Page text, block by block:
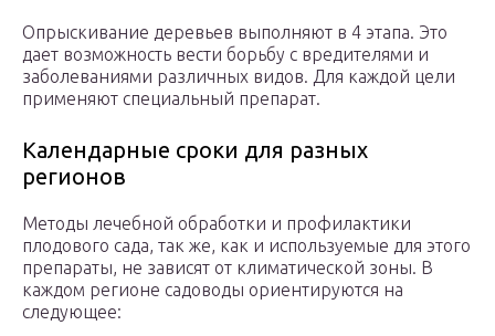
Опрыскивание деревьев выполняют в 4 этапа. Это
дает возможность вести борьбу с вредителями и
заболеваниями различных видов. Для каждой цели
применяют специальный препарат.
Календарные сроки для разных
регионов
Методы лечебной обработки и профилактики
плодового сада, так же, как и используемые для этого
препараты, не зависят от климатической зоны. В
каждом регионе садоводы ориентируются на
следующее: